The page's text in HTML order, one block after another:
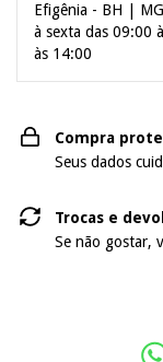
Efigênia - BH |
à sexta das 09:00
às 14:00
Compra
Seus dados
Trocas e
Se não gostar,